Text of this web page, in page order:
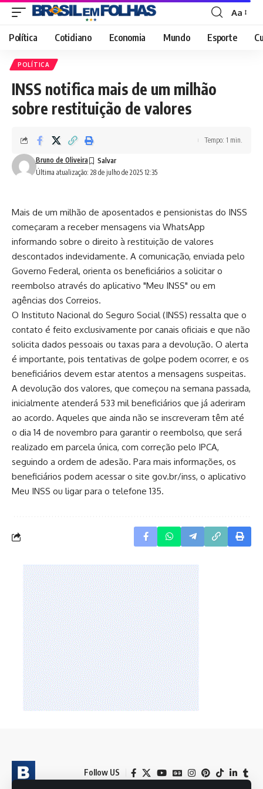
Font
Resizer
Aa
Política Cotidiano Economia Mundo Esporte
POLÍTICA
INSS notifica mais de um milhão
sobre restituição de valores
Última atualização: 28 de julho de 2025 12:35
Bruno de Oliveira
Tempo: 1 min.
Mais de um milhão de aposentados e pensionistas do INSS
começaram a receber mensagens via WhatsApp
informando sobre o direito à restituição de valores
descontados indevidamente. A comunicação, enviada pelo
Governo Federal, orienta os beneficiários a solicitar o
reembolso através do aplicativo "Meu INSS" ou em
agências dos Correios.
O Instituto Nacional do Seguro Social (INSS) ressalta que o
contato é feito exclusivamente por canais oficiais e que não
solicita dados pessoais ou taxas para a devolução. O alerta
é importante, pois tentativas de golpe podem ocorrer, e os
beneficiários devem estar atentos a mensagens suspeitas.
A devolução dos valores, que começou na semana passada,
inicialmente atenderá 533 mil beneficiários que já aderiram
ao acordo. Aqueles que ainda não se inscreveram têm até
o dia 14 de novembro para garantir o reembolso, que será
realizado em parcela única, com correção pelo IPCA,
seguindo a ordem de adesão. Para mais informações, os
beneficiários podem acessar o site gov.br/inss, o aplicativo
Meu INSS ou ligar para o telefone 135.
Follow US